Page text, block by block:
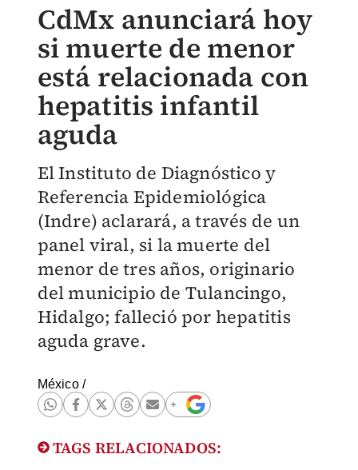
CdMx anunciará hoy
si muerte de menor
está relacionada con
hepatitis infantil
aguda
El Instituto de Diagnóstico y
Referencia Epidemiológica
(Indre) aclarará, a través de un
panel viral, si la muerte del
menor de tres años, originario
del municipio de Tulancingo,
Hidalgo; falleció por hepatitis
aguda grave.
México/
TAGS RELACIONADOS: